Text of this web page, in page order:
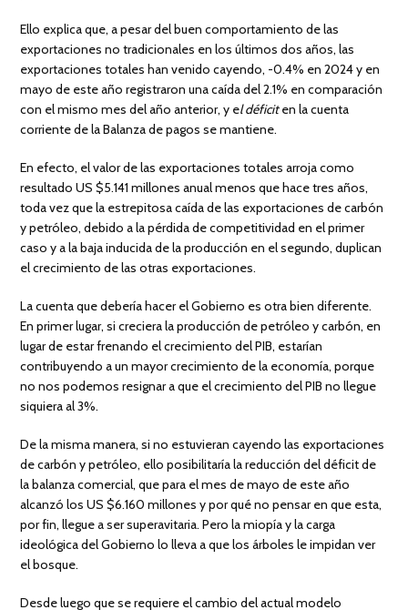
Ello explica que, a pesar del buen comportamiento de las
exportaciones no tradicionales en los últimos dos años, las
exportaciones totales han venido cayendo, -0.4% en 2024 y en
mayo de este año registraron una caída del 2.1% en comparación
con el mismo mes del año anterior, y el déficiten la cuenta
corriente de la Balanza de pagos se mantiene.
En efecto, el valor de las exportaciones totales arroja como
resultado US $5.141 millones anual menos que hace tres años,
toda vez que la estrepitosa caída de las exportaciones de carbón
y petróleo, debido a la pérdida de competitividad en el primer
caso y a la baja inducida de la producción en el segundo, duplican
el crecimiento de las otras exportaciones.
La cuenta que debería hacer el Gobierno es otra bien diferente.
En primer lugar, si creciera la producción de petróleo y carbón, en
lugar de estar frenando el crecimiento del PIB, estarían
contribuyendo a un mayor crecimiento de la economía, porque
no nos podemos resignar a que el crecimiento del PIB no llegue
siquiera al 3%.
De la misma manera, si no estuvieran cayendo las exportaciones
de carbón y petróleo, ello posibilitaría la reducción del déficit de
la balanza comercial, que para el mes de mayo de este año
alcanzó los US $6.160 millones y por qué no pensar en que esta,
por fin, llegue a ser superavitaria. Pero la miopía y la carga
ideológica del Gobierno lo lleva a que los árboles le impidan ver
el bosque.
Desde luego que se requiere el cambio del actual modelo